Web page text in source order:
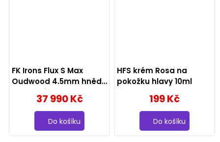
FK Irons Flux S Max
Oudwood 4.5mm hnědý
2x baterie37 990 Kč
Do košíku
HFS krém Rosa na
pokožku hlavy 10ml
199 Kč
Do košíku